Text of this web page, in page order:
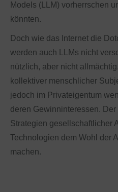
Models (LLM) vorherrschen
könnten.
Doch wie das Internet die
werden auch LLMs nicht
nützlich, aber nicht
kollektiver menschlicher
jedoch im Privateigentum
deren Gewinninteressen.
Strategien gesellschaftlicher
Technologien dem Wohl der
machen.